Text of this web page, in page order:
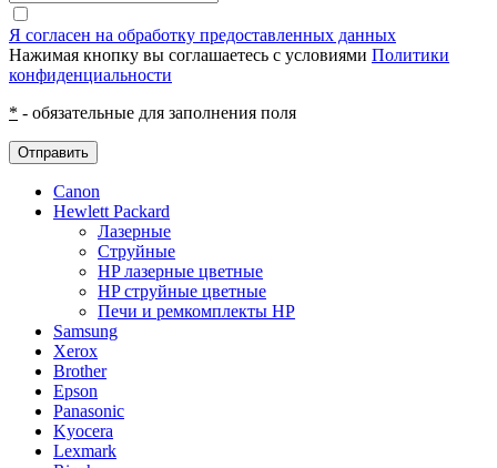
Я согласен на обработку предоставленных данных
Нажимая кнопку вы соглашаетесь с условиями Политики
конфиденциальности
* - обязательные для заполнения поля
Отправить
Canon
Hewlett Packard
Лазерные
Струйные
HP лазерные цветные
HP струйные цветные
Печи и ремкомплекты HP
Samsung
Xerox
Brother
Epson
Panasonic
Kyocera
Lexmark